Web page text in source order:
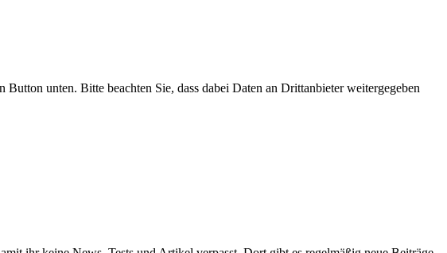
unten. Bitte beachten Sie, dass dabei Daten an Drittanbieter weitergegeben